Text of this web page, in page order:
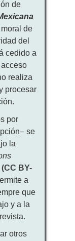
de
de
del
cedido a
realiza
procesar
por
se
la
BY-
a
que
y a la
otros